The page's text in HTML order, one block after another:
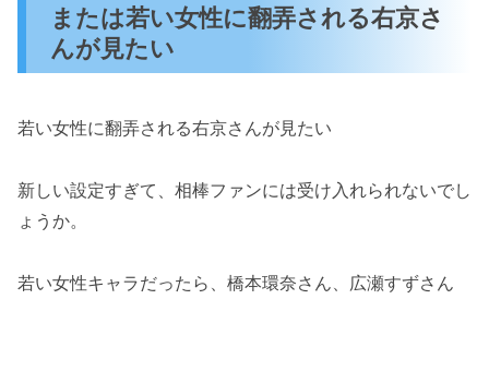
または若い女性に翻弄される右京さ
んが見たい
若い女性に翻弄される右京さんが見たい
新しい設定すぎて、相棒ファンには受け入れられないでし
ょうか。
若い女性キャラだったら、橋本環奈さん、広瀬すずさん